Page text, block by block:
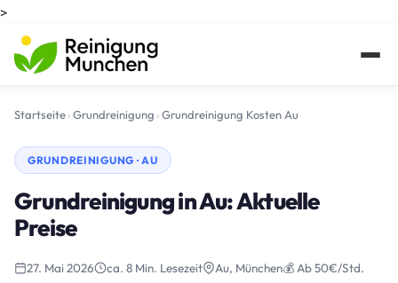
>
Startseite›Grundreinigung ›Grundreinigung Kosten Au
GRUNDREINIGUNG · AU
Grundreinigung in Au: Aktuelle
Preise
27. Mai 2026 ca. 8 Min. Lesezeit Au, München💰 Ab 50€/Std.